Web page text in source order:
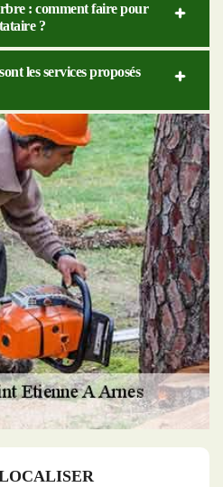
: comment faire pour
?
les services proposés